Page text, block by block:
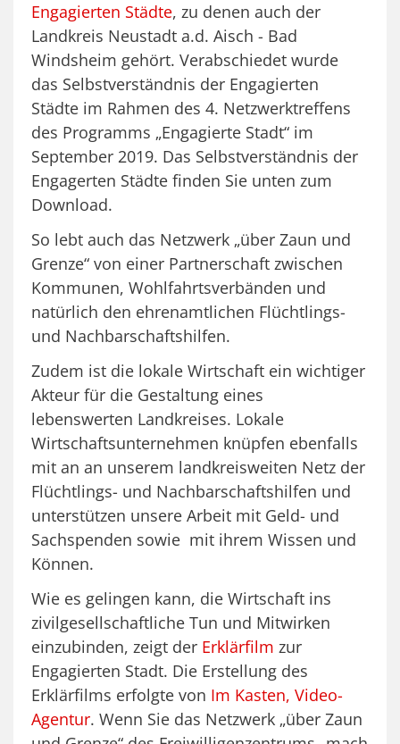
Engagierten Städte, zu denen auch der
Landkreis Neustadt a.d. Aisch - Bad
Windsheim gehört. Verabschiedet wurde
das Selbstverständnis der Engagierten
Städte im Rahmen des 4. Netzwerktreffens
des Programms „Engagierte Stadt“ im
September 2019. Das Selbstverständnis der
Engagerten Städte finden Sie unten zum
Download.
So lebt auch das Netzwerk „über Zaun und
Grenze“ von einer Partnerschaft zwischen
Kommunen, Wohlfahrtsverbänden und
natürlich den ehrenamtlichen Flüchtlings-
und Nachbarschaftshilfen.
Zudem ist die lokale Wirtschaft ein wichtiger
Akteur für die Gestaltung eines
lebenswerten Landkreises. Lokale
Wirtschaftsunternehmen knüpfen ebenfalls
mit an an unserem landkreisweiten Netz der
Flüchtlings- und Nachbarschaftshilfen und
unterstützen unsere Arbeit mit Geld- und
Sachspenden sowie mit ihrem Wissen und
Können.
Wie es gelingen kann, die Wirtschaft ins
zivilgesellschaftliche Tun und Mitwirken
einzubinden, zeigt der Erklärfilm zur
Engagierten Stadt. Die Erstellung des
Erklärfilms erfolgte von Im Kasten, Video-
Agentur. Wenn Sie das Netzwerk „über Zaun